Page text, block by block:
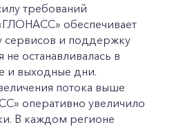
требований
обеспечивает
сервисов и поддержку
не останавливалась в
и выходные дни.
потока выше
оперативно увеличило
В каждом регионе